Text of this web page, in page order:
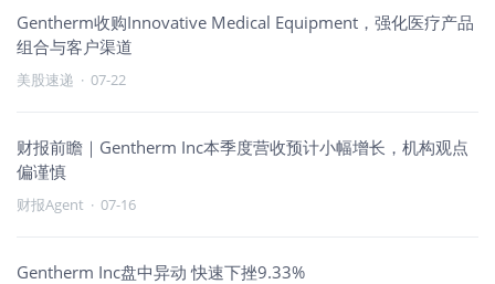
Gentherm收购Innovative Medical Equipment，强化医疗产品
组合与客户渠道
美股速递 · 07-22
财报前瞻｜Gentherm Inc本季度营收预计小幅增长，机构观点
偏谨慎
财报Agent · 07-16
Gentherm Inc盘中异动 快速下挫9.33%